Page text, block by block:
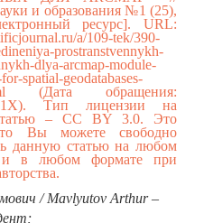
и образования №1 (25),
ресурс]. URL:
a/109-tek/390-
prostranstvennykh-
dlya-arcmap-module-
spatial-geodatabases-
(Дата обращения:
Тип лицензии на
– CC BY 3.0. Это
Вы можете свободно
данную статью на любом
и в любом формате при
/ Mavlyutov Arthur –